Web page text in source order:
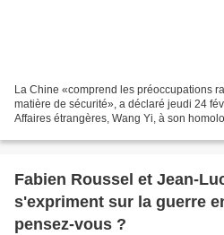
La Chine «comprend les préoccupations
matière de sécurité», a déclaré jeudi 24
Affaires étrangères, Wang Yi, à son
Fabien Roussel et Jean-
s'expriment sur la guerre
pensez-vous ?